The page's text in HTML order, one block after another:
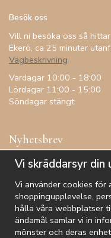
Besök oss
Vill ni besöka oss så
Ekerö, ca 25 minuter
Vägbeskrivning
Vardagar 10:00 - 18:00
Lördagar 11:00 - 15:00
Söndagar stängt
Nyhetsbrev
Få inspiration, förtur till
De uppgifter du matar in kommer
Vi skräddarsyr din
Vi använder cookies för
shoppingupplevelse,
hålla våra webbplatser
ändamål samlar vi in
mönster och deras